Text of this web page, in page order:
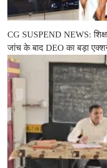
CG SUSPEND NEWS:
जांच के बाद DEO का बड़ा